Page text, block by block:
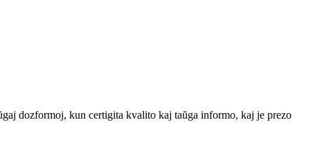
dozformoj, kun certigita kvalito kaj taŭga informo, kaj je prezo